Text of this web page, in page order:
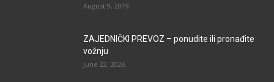
August 9, 2019
ZAJEDNIČKI PREVOZ – ponudite ili pronađite
vožnju
June 22, 2026